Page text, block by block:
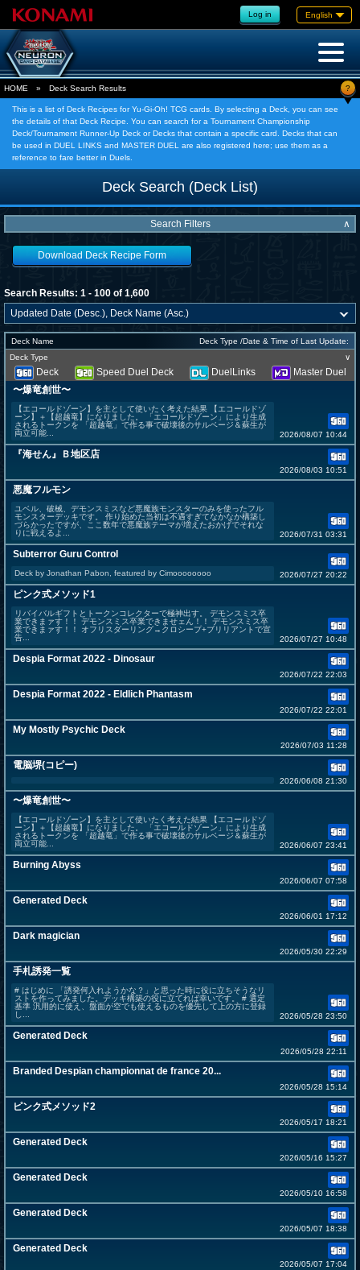
Log in English
HOME » Deck Search Results ?
This is a list of Deck Recipes for Yu-Gi-Oh! TCG cards. By selecting a Deck, you can see
the details of that Deck Recipe. You can search for a Tournament Championship
Deck/Tournament Runner-Up Deck or Decks that contain a specific card. Decks that can
be used in DUEL LINKS and MASTER DUEL are also registered here; use them as a
reference to fare better in Duels.
Deck Search (Deck List)
Search Filters ∧
Download Deck Recipe Form
Search Results: 1 - 100 of 1,600
Deck Name
Deck Type /Date & Time of Last Update:
Deck Type
∨
Deck Speed Duel Deck DuelLinks
Master Duel
〜爆竜創世〜
【エコールドゾーン】を主として使いたく考えた結果 【エコールドゾ
ーン】＋【超越竜】になりました。 「エコールドゾーン」により生成
されるトークンを 「超越竜」で作る事で破壊後のサルベージ＆蘇生が
両立可能...
2026/08/07 10:44
『海せん』Ｂ地区店
2026/08/03 10:51
悪魔フルモン
ユベル、破械、デモンスミスなど悪魔族モンスターのみを使ったフル
モンスターデッキです。 作り始めた当初は不遇すぎてなかなか構築し
づらかったですが、ここ数年で悪魔族テーマが増えたおかげでそれな
りに戦えるよ...
2026/07/31 03:31
Subterror Guru Control
Deck by Jonathan Pabon, featured by Cimoooooooo 2026/07/27 20:22
ピンク式メソッド1
リバイバルギフトとトークンコレクターで極神出す。 デモンスミス卒
業できまァす！！ デモンスミス卒業できませェん！！ デモンスミス卒
業できまァす！！ オフリスダーリング→クロシープ+ブリリアントで宣
告...
2026/07/27 10:48
Despia Format 2022 - Dinosaur
2026/07/22 22:03
Despia Format 2022 - Eldlich Phantasm
2026/07/22 22:01
My Mostly Psychic Deck
2026/07/03 11:28
電脳堺(コピー)
2026/06/08 21:30
〜爆竜創世〜
【エコールドゾーン】を主として使いたく考えた結果 【エコールドゾ
ーン】＋【超越竜】になりました。 「エコールドゾーン」により生成
されるトークンを 「超越竜」で作る事で破壊後のサルベージ＆蘇生が
両立可能...
2026/06/07 23:41
Burning Abyss
2026/06/07 07:58
Generated Deck
2026/06/01 17:12
Dark magician
2026/05/30 22:29
手札誘発一覧
# はじめに 「誘発何入れようかな？」と思った時に役に立ちそうなリ
ストを作ってみました。デッキ構築の役に立てれば幸いです。 # 選定
基準 汎用的に使え、盤面が空でも使えるものを優先して上の方に登録
し...
2026/05/28 23:50
Generated Deck
2026/05/28 22:11
Branded Despian championnat de france 20...
2026/05/28 15:14
ピンク式メソッド2
2026/05/17 18:21
Generated Deck
2026/05/16 15:27
Generated Deck
2026/05/10 16:58
Generated Deck
2026/05/07 18:38
Generated Deck
2026/05/07 17:04